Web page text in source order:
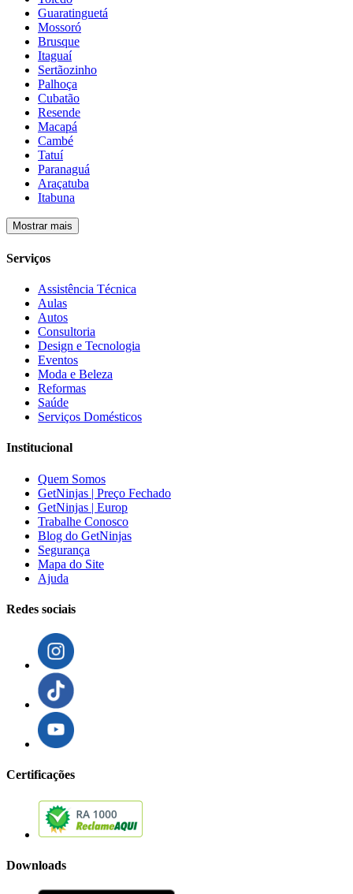
Guaratinguetá
Mossoró
Brusque
Itaguaí
Sertãozinho
Palhoça
Cubatão
Resende
Macapá
Cambé
Tatuí
Paranaguá
Araçatuba
Itabuna
Mostrar mais
Serviços
Assistência Técnica
Aulas
Autos
Consultoria
Design e Tecnologia
Eventos
Moda e Beleza
Reformas
Saúde
Serviços Domésticos
Institucional
Quem Somos
GetNinjas | Preço Fechado
GetNinjas | Europ
Trabalhe Conosco
Blog do GetNinjas
Segurança
Mapa do Site
Ajuda
Redes sociais
Certificações
Downloads